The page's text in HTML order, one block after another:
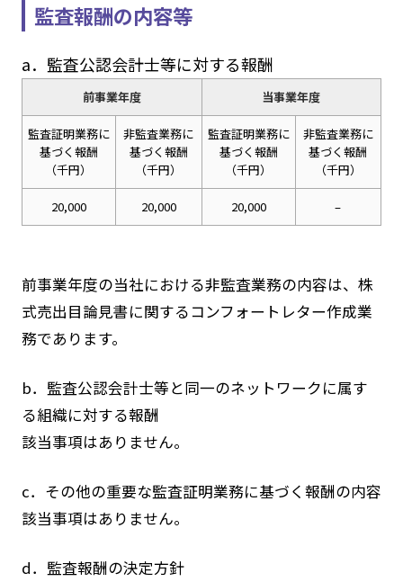
監査報酬の内容等
a．監査公認会計士等に対する報酬
前事業年度 当事業年度
監査証明業務に
基づく報酬
（千円）
非監査業務に
基づく報酬
（千円）
監査証明業務に
基づく報酬
（千円）
非監査業務に
基づく報酬
（千円）
20,000 20,000 20,000 –
前事業年度の当社における非監査業務の内容は、株
式売出目論見書に関するコンフォートレター作成業
務であります。
b．監査公認会計士等と同一のネットワークに属す
る組織に対する報酬
該当事項はありません。
c．その他の重要な監査証明業務に基づく報酬の内容
該当事項はありません。
d．監査報酬の決定方針